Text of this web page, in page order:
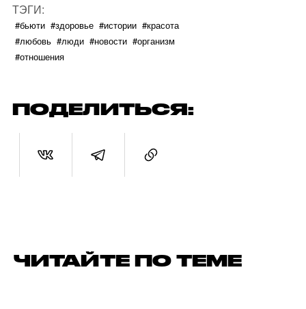
ТЭГИ:
#бьюти #здоровье #истории #красота
#любовь #люди #новости #организм
#отношения
ПОДЕЛИТЬСЯ:
ЧИТАЙТЕ ПО ТЕМЕ